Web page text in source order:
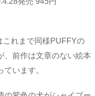
これまで同様PUFFYの
、前作は文章のない絵本
います。